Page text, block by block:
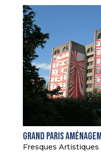
Grand Paris
Fresques Artistiques